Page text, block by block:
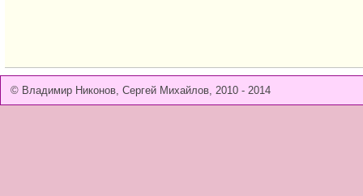
© Владимир Никонов, Сергей Михайлов, 2010 - 2014